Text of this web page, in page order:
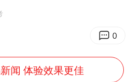
风白海豚最新路径研判来了
OpenAI为免费用户升级GPT-5.6 Luna
笔发布“自曝式”公开信
0
闻 体验效果更佳